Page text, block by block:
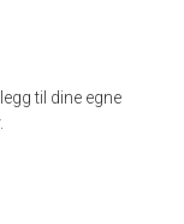
til dine egne